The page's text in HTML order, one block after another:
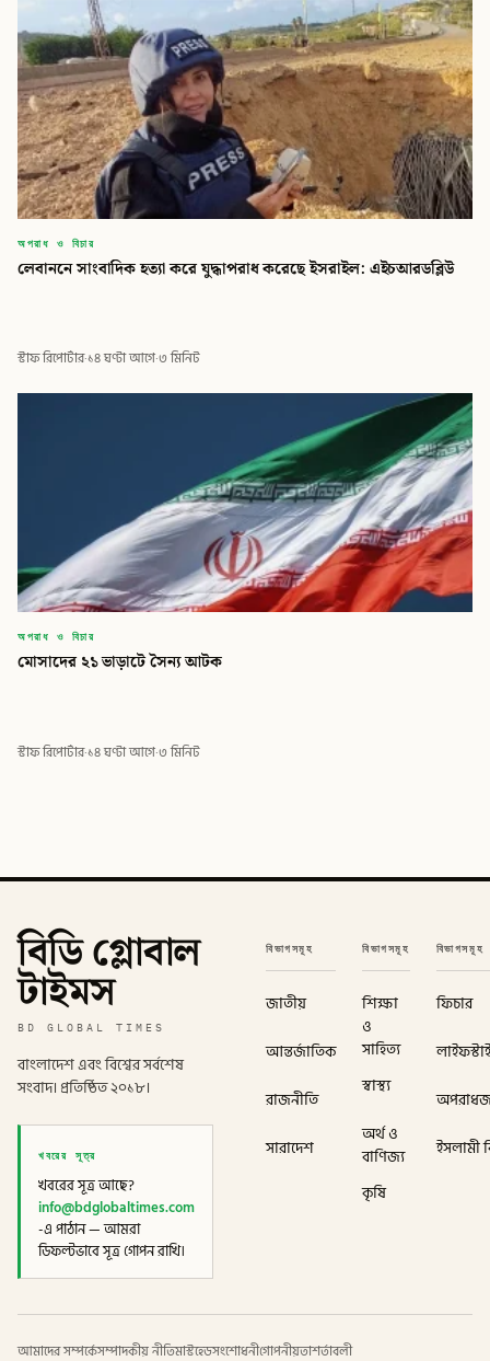
অপরাধ ও বিচার
লেবাননে সাংবাদিক হত্যা করে যুদ্ধাপরাধ করেছে ইসরাইল: এইচআরডব্লিউ
স্টাফ রিপোর্টার·১৪ ঘণ্টা আগে·৩ মিনিট
অপরাধ ও বিচার
মোসাদের ২১ ভাড়াটে সৈন্য আটক
স্টাফ রিপোর্টার·১৪ ঘণ্টা আগে·৩ মিনিট
বিডি গ্লোবাল
টাইমস
BD GLOBAL TIMES
বাংলাদেশ এবং বিশ্বের সর্বশেষ
সংবাদ। প্রতিষ্ঠিত ২০১৮।
খবরের সূত্র
খবরের সূত্র আছে?
info@bdglobaltimes.com
-এ পাঠান — আমরা
ডিফল্টভাবে সূত্র গোপন রাখি।
বিভাগসমূহ
জাতীয়
আন্তর্জাতিক
রাজনীতি
সারাদেশ
বিভাগসমূহ
শিক্ষা
ও
সাহিত্য
স্বাস্থ্য
অর্থ ও
বাণিজ্য
কৃষি
বিভাগসমূহ
ফিচার
ইসলামী
আমাদের সম্পর্কেসম্পাদকীয় নীতিমাস্টহেডসংশোধনীগোপনীয়তাশর্তাবলী